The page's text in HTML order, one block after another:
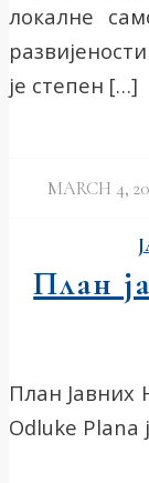
локалне
је степен […]
MARCH 4,
План
План
Odluke Plana